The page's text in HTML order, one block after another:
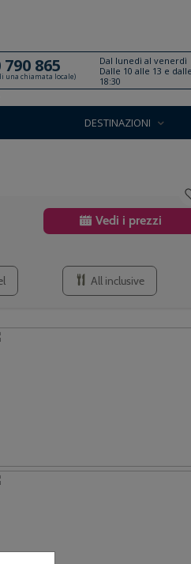
790 865
una chiamata locale)
Dal lunedì al venerdì
Dalle 10 alle 13 e
18:30
DESTINAZIONI
Vedi i prezzi
All inclusive